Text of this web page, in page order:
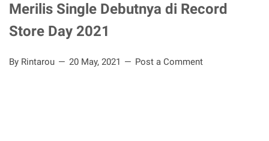
Merilis Single Debutnya di Record
Store Day 2021
By Rintarou 20 May, 2021 Post a Comment